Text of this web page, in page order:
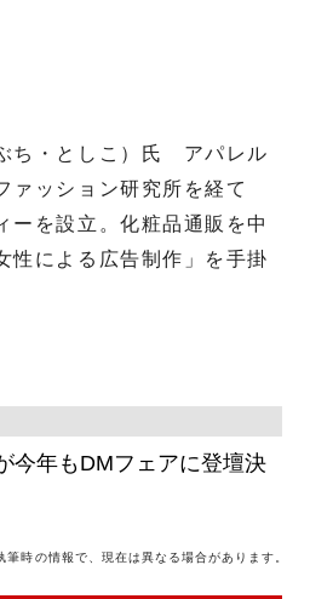
ち・としこ）氏 アパレル
ァッション研究所を経て
ーを設立。化粧品通販を中
性による広告制作」を手掛
今年もDMフェアに登壇決
筆時の情報で、現在は異なる場合があります。